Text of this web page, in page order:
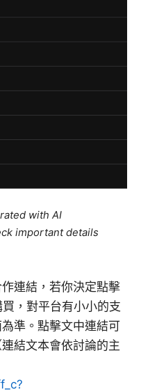
with AI
important details
連結，若你決定點擊
，對平台有小小的支
準。點擊文中連結可
結文本會依討論的主